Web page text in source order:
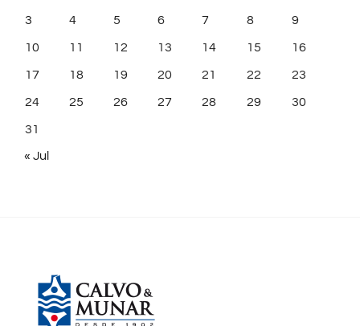
3 4 5 6 7 8 9
10 11 12 13 14 15 16
17 18 19 20 21 22 23
24 25 26 27 28 29 30
31
« Jul